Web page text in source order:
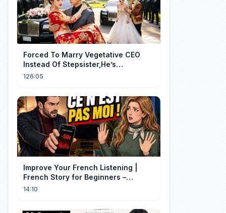
Forced To Marry Vegetative CEO
Instead Of Stepsister,He’s
Pretending, Spoiled Me Rotten!
126:05
Improve Your French Listening |
French Story for Beginners –
L’Abonnement (A1 Level)
14:10